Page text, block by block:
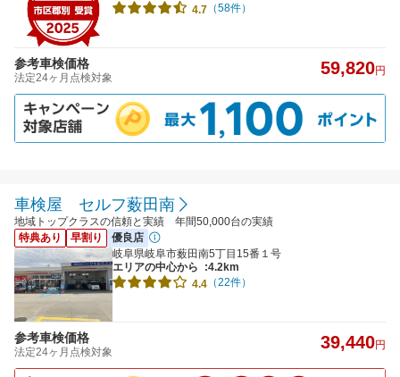
4.7 （58件）
参考車検価格
法定24ヶ月点検対象 59,820円
車検屋 セルフ薮田南
地域トップクラスの信頼と実績 年間50,000台の実績
特典あり
早割り
優良店
岐阜県岐阜市薮田南5丁目15番１号
エリアの中心から
:4.2km
4.4 （22件）
参考車検価格
法定24ヶ月点検対象 39,440円